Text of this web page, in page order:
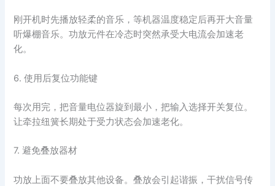
刚开机时先播放轻柔的音乐，等机器温度稳定后再开大音量
听爆棚音乐。功放元件在冷态时突然承受大电流会加速老
化。
6. 使用后复位功能键
每次用完，把音量电位器旋到最小，把输入选择开关复位。
让牵拉纽簧长期处于受力状态会加速老化。
7. 避免叠放器材
功放上面不要叠放其他设备。叠放会引起谐振，干扰信号传